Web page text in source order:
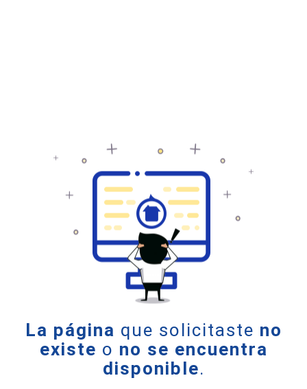
La página que solicitaste no
existe o no se encuentra
disponible.